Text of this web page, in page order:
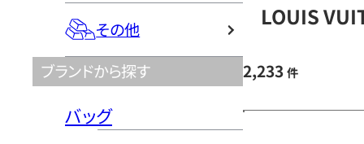
その他
ブランドから探す
バッグ
LOUIS
2,233 件